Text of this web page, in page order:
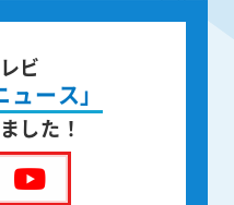
版
が
遺品整理
した！